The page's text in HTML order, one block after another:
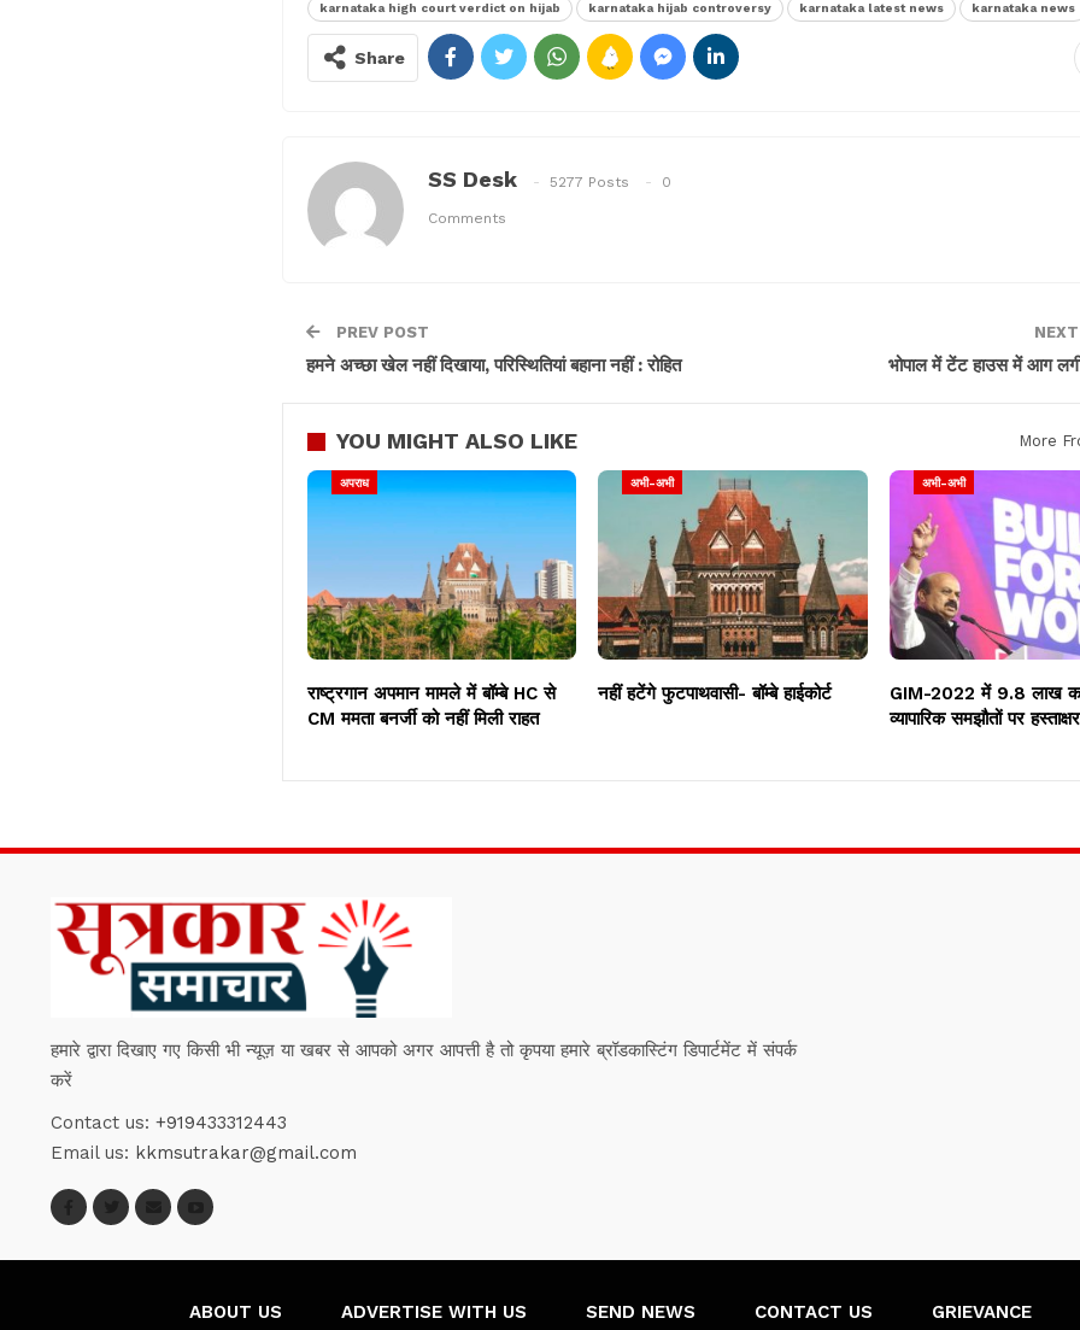
karnataka high court verdict on hijab karnataka hijab controversy karnataka latest news karnataka news
Share
SS Desk 5277 Posts 0
Comments
PREV POST
हमने अच्छा खेल नहीं दिखाया, परिस्थितियां बहाना नहीं : रोहित भोपाल में टेंट हाउस में आग
YOU MIGHT ALSO LIKE More
अपराध
राष्ट्रगान अपमान मामले में बॉम्बे HC से
CM ममता बनर्जी को नहीं मिली राहत
अभी-अभी
नहीं हटेंगे फुटपाथवासी- बॉम्बे हाईकोर्ट
अभी-अभी
GIM-2022 में 9.8 लाख
व्यापारिक समझौतों पर हस्ताक्षर
हमारे द्वारा दिखाए गए किसी भी न्यूज़ या खबर से आपको अगर आपत्ती है तो कृपया हमारे ब्रॉडकास्टिंग डिपार्टमेंट में संपर्क
करें
Contact us: +919433312443
Email us: kkmsutrakar@gmail.com
ABOUT US ADVERTISE WITH US SEND NEWS CONTACT US GRIEVANCE